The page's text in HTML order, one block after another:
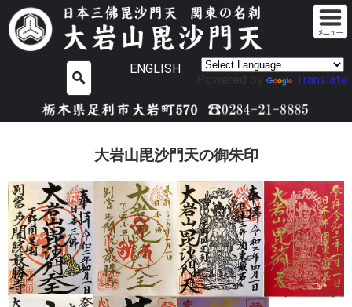
Translate
ENGLISH
大岩山毘沙門天の御朱印